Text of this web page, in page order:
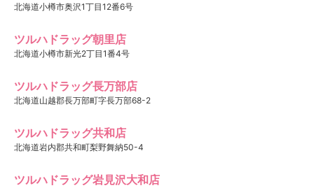
北海道小樽市奥沢1丁目12番6号
ツルハドラッグ朝里店
北海道小樽市新光2丁目1番4号
ツルハドラッグ長万部店
北海道山越郡長万部町字長万部68-2
ツルハドラッグ共和店
北海道岩内郡共和町梨野舞納50-4
ツルハドラッグ岩見沢大和店